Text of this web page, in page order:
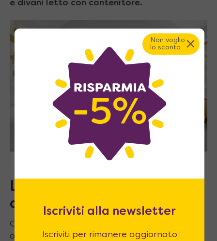
e divani letto con contenitore.
L’importanza del letto con
contenitore
Ormai lo sappiamo: il letto è l’oggetto che
occupa la maggior parte di spazio nella
Non voglio
lo sconto
Iscriviti alla newsletter
Iscriviti per rimanere aggiornato